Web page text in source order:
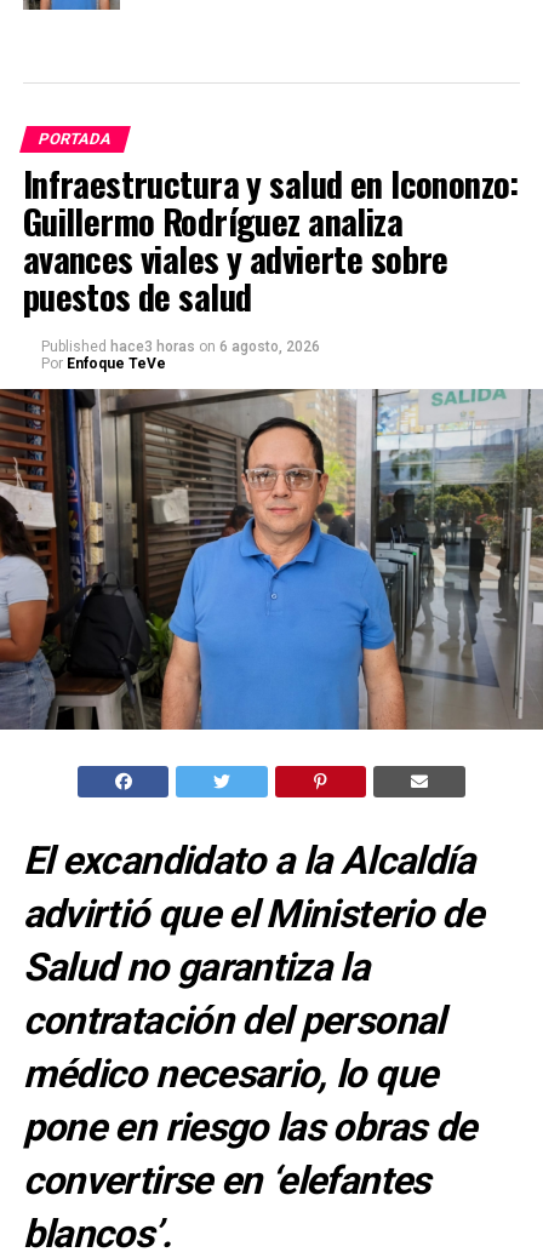
PORTADA
Infraestructura y salud en Icononzo:
Guillermo Rodríguez analiza
avances viales y advierte sobre
puestos de salud
Published hace3 horas on 6 agosto, 2026
Por Enfoque TeVe
El excandidato a la Alcaldía
advirtió que el Ministerio de
Salud no garantiza la
contratación del personal
médico necesario, lo que
pone en riesgo las obras de
convertirse en ‘elefantes
blancos’.